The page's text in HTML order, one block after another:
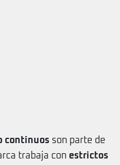
continuos son parte de
trabaja con estrictos